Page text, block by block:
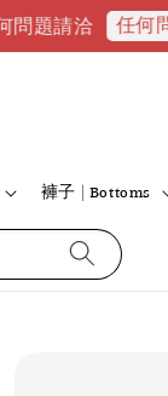
任何問題請點我
褲子 | Bottoms